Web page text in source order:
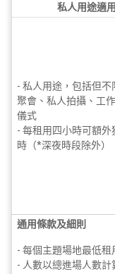
私人用途適用
- 私人用途，包括但不
聚會、私人拍攝、工
儀式
- 每租用四小時可額外
時（*深夜時段除外）
通用條款及細則
- 每個主題場地最低租
- 人數以總進場人數計